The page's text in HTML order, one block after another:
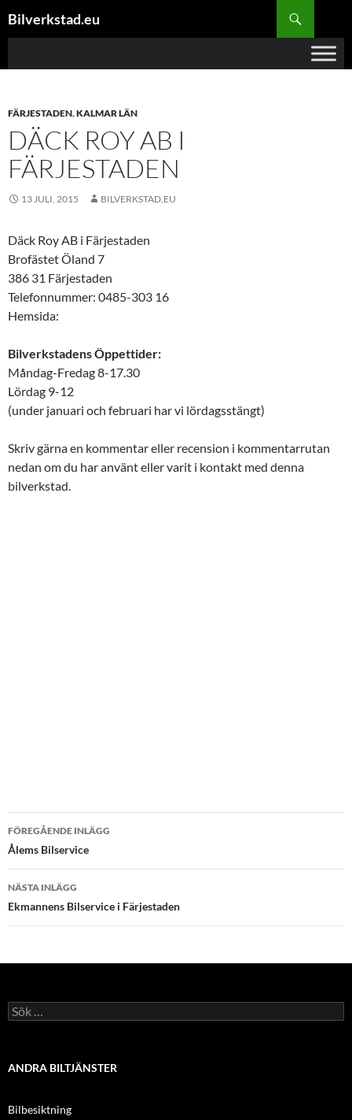
tillBilverkstad.eu
FÄRJESTADEN,KALMAR LÄN
DÄCK ROY AB I
FÄRJESTADEN
13 JULI, 2015 BILVERKSTAD.EU
Däck Roy AB i Färjestaden
Brofästet Öland 7
386 31 Färjestaden
Telefonnummer: 0485-303 16
Hemsida:
Bilverkstadens Öppettider:
Måndag-Fredag 8-17.30
Lördag 9-12
(under januari och februari har vi lördagsstängt)
Skriv gärna en kommentar eller recension i kommentarrutan
nedan om du har använt eller varit i kontakt med denna
bilverkstad.
Inläggsnavigering
FÖREGÅENDE INLÄGG
Ålems Bilservice
NÄSTA INLÄGG
Ekmannens Bilservice i Färjestaden
Sök
efter:
ANDRA BILTJÄNSTER
Bilbesiktning